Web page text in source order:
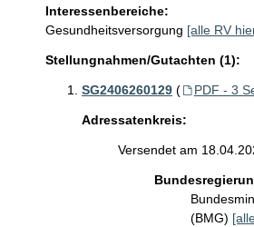
Interessenbereiche:
Gesundheitsversorgung [alle RV
Stellungnahmen/Gutachten (1):
SG2406260129 ( PDF - 3
Adressatenkreis:
Versendet am
(BMG)